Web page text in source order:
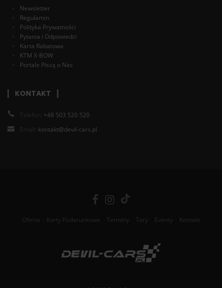
Newsletter
Regulamin
Polityka Prywatności
Pytania i Odpowiedzi
Karta Rabatowa
KTM X-BOW
Portale Piszą o Nas
KONTAKT
Telefon: +48 503 520 520
Email: kontakt@devil-cars.pl
Oferta Karty Podarunkowe Terminy Tory Eventy Kontakt